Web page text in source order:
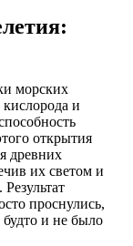
морских
кислорода и
открытия
древних
их светом и
проснулись,
будто и не было